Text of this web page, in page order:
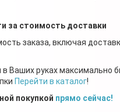
за стоимость доставки
заказа, включая
Ваших руках максимально
Перейти в каталог!
покупкой прямо сейчас!